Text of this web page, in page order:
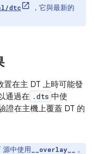
dtc
，它與最新的
置在主 DT 上時可能發
通過在 .dts 中使
證在主機上覆蓋 DT 的
源中使用 __overlay__ 。